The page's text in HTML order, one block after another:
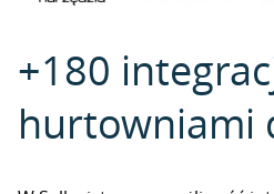
+180
hurtowniami